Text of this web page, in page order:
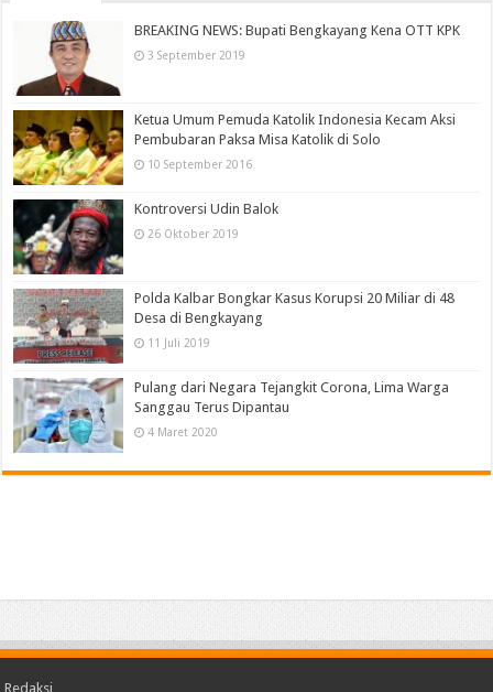
BREAKING NEWS: Bupati Bengkayang Kena OTT KPK
3 September 2019
Ketua Umum Pemuda Katolik Indonesia Kecam Aksi
Pembubaran Paksa Misa Katolik di Solo
10 September 2016
Kontroversi Udin Balok
26 Oktober 2019
Polda Kalbar Bongkar Kasus Korupsi 20 Miliar di 48
Desa di Bengkayang
11 Juli 2019
Pulang dari Negara Tejangkit Corona, Lima Warga
Sanggau Terus Dipantau
4 Maret 2020
Redaksi